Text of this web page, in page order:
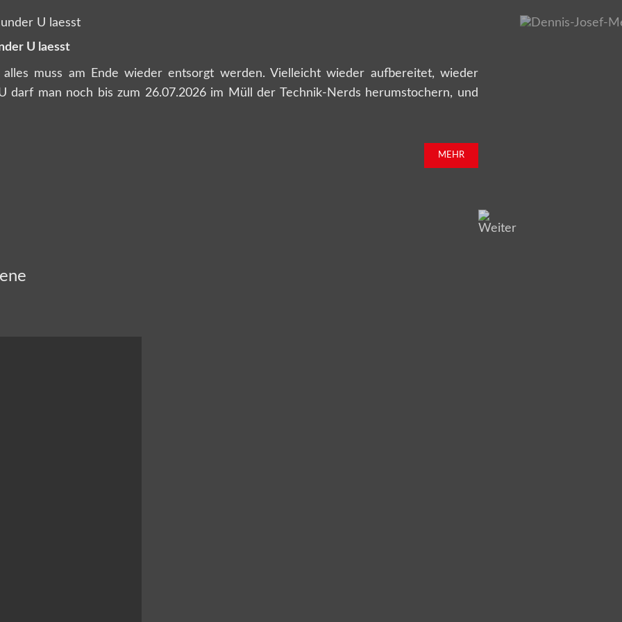
U laesst
muss am Ende wieder entsorgt werden. Vielleicht wieder aufbereitet, wieder
darf man noch bis zum 26.07.2026 im Müll der Technik-Nerds herumstochern, und
MEHR